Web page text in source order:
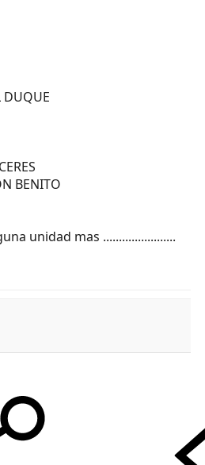
DUQUE
BENITO
unidad mas .......................